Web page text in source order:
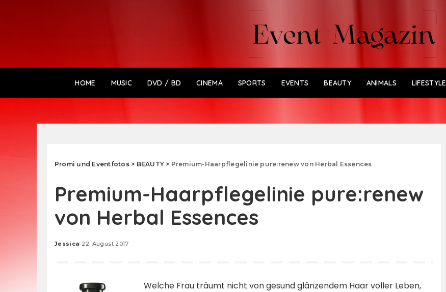
HOME MUSIC DVD / BD CINEMA SPORTS EVENTS BEAUTY ANIMALS LIFESTYLE
Promi und Eventfotos> BEAUTY > Premium-Haarpflegelinie pure:renew von Herbal Essences
Premium-Haarpflegelinie pure:renew
von Herbal Essences
Posted
Jessica 22. August 2017
Welche Frau träumt nicht von gesund glänzendem Haar voller Leben,